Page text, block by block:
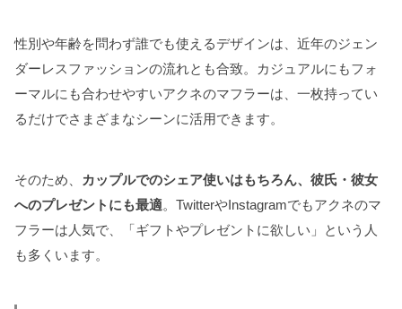
性別や年齢を問わず誰でも使えるデザインは、近年のジェン
ダーレスファッションの流れとも合致。カジュアルにもフォ
ーマルにも合わせやすいアクネのマフラーは、一枚持ってい
るだけでさまざまなシーンに活用できます。
そのため、
カップルでのシェア使いはもちろん、彼氏・彼女
へのプレゼントにも最適。TwitterやInstagramでもアクネのマ
フラーは人気で、「ギフトやプレゼントに欲しい」という人
も多くいます。